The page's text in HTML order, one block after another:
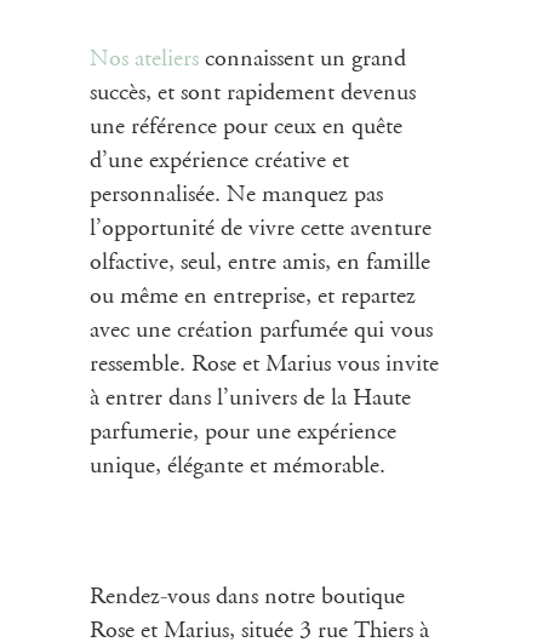
Nos ateliers connaissent un grand
succès, et sont rapidement devenus
une référence pour ceux en quête
d’une expérience créative et
personnalisée. Ne manquez pas
l’opportunité de vivre cette aventure
olfactive, seul, entre amis, en famille
ou même en entreprise, et repartez
avec une création parfumée qui vous
ressemble. Rose et Marius vous invite
à entrer dans l’univers de la Haute
parfumerie, pour une expérience
unique, élégante et mémorable.
Rendez-vous dans notre boutique
Rose et Marius, située 3 rue Thiers à